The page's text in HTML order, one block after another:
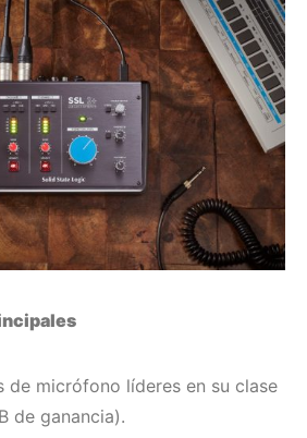
de micrófono líderes en su clase
de ganancia).